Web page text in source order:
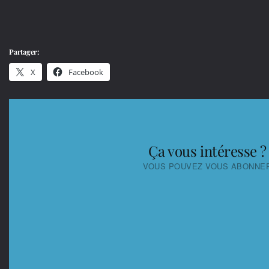
Partager:
X Facebook
Ça vous intéresse ?
VOUS POUVEZ VOUS